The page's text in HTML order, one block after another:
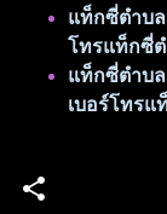
แท็กซี่ตำบล
โทรแท็กซี่
แท็กซี่ตำบ
เบอร์โทร